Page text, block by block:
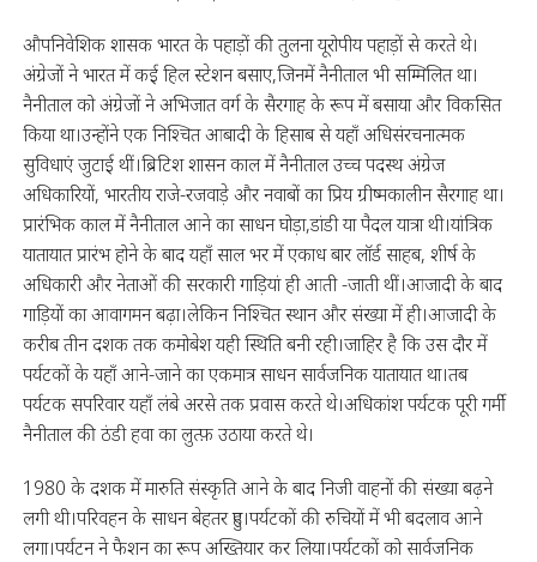
औपनिवेशिक शासक भारत के पहाड़ों की तुलना यूरोपीय पहाड़ों से करते थे।
अंग्रेजों ने भारत में कई हिल स्टेशन बसाए,जिनमें नैनीताल भी सम्मिलित था।
नैनीताल को अंग्रेजों ने अभिजात वर्ग के सैरगाह के रूप में बसाया और विकसित
किया था।उन्होंने एक निश्चित आबादी के हिसाब से यहाँ अधिसंरचनात्मक
सुविधाएं जुटाई थीं।ब्रिटिश शासन काल में नैनीताल उच्च पदस्थ अंग्रेज
अधिकारियों, भारतीय राजे-रजवाड़े और नवाबों का प्रिय ग्रीष्मकालीन सैरगाह था।
प्रारंभिक काल में नैनीताल आने का साधन घोड़ा,डांडी या पैदल यात्रा थी।यांत्रिक
यातायात प्रारंभ होने के बाद यहाँ साल भर में एकाध बार लॉर्ड साहब, शीर्ष के
अधिकारी और नेताओं की सरकारी गाड़ियां ही आती -जाती थीं।आजादी के बाद
गाड़ियों का आवागमन बढ़ा।लेकिन निश्चित स्थान और संख्या में ही।आजादी के
करीब तीन दशक तक कमोबेश यही स्थिति बनी रही।जाहिर है कि उस दौर में
पर्यटकों के यहाँ आने-जाने का एकमात्र साधन सार्वजनिक यातायात था।तब
पर्यटक सपरिवार यहाँ लंबे अरसे तक प्रवास करते थे।अधिकांश पर्यटक पूरी गर्मी
नैनीताल की ठंडी हवा का लुत्फ़ उठाया करते थे।
1980 के दशक में मारुति संस्कृति आने के बाद निजी वाहनों की संख्या बढ़ने
लगी थी।परिवहन के साधन बेहतर हुए।पर्यटकों की रुचियों में भी बदलाव आने
लगा।पर्यटन ने फैशन का रूप अख्तियार कर लिया।पर्यटकों को सार्वजनिक